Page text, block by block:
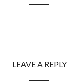
LEAVE A REPLY